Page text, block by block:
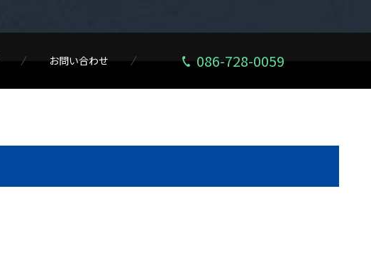
お問い合わせ 086-728-0059